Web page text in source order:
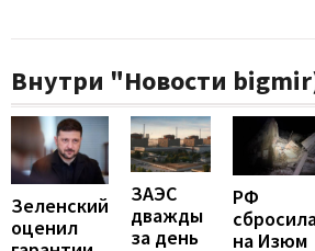
Внутри "Новости
Зеленский
оценил
ЗАЭС
дважды
за день
РФ
на Изюм